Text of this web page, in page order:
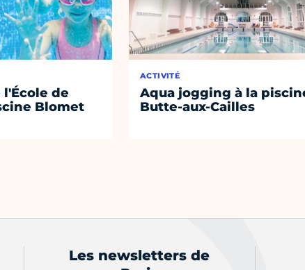
l'École de
Blomet
ACTIVITÉ
Aqua jogging à la
Butte-aux-Cailles
Les newsletters de